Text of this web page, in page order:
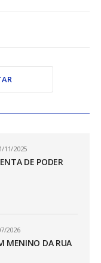
11/2025
DE PODER
2026
MENINO DA RUA